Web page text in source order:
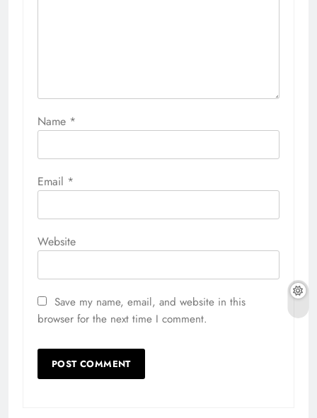
Name *
Email *
Website
Save my name, email, and website in this
browser for the next time I comment.